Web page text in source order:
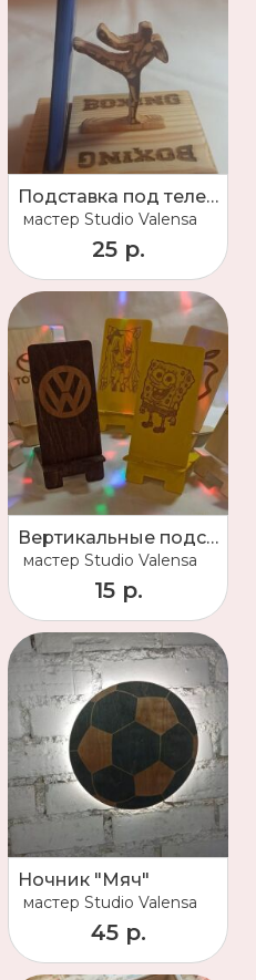
Подставка под телефон
мастер Studio Valensa
25 р.
Вертикальные подставки для телефона
мастер Studio Valensa
15 р.
Ночник "Мяч"
мастер Studio Valensa
45 р.